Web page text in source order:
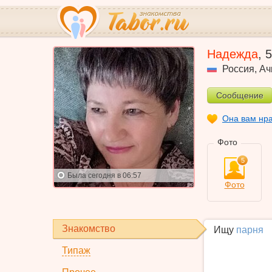
Была сегодня в 06:57
Надежда,
Россия,
Сообщение
Она вам
Фото
5
Фото
Знакомство
Типаж
Ищу парня